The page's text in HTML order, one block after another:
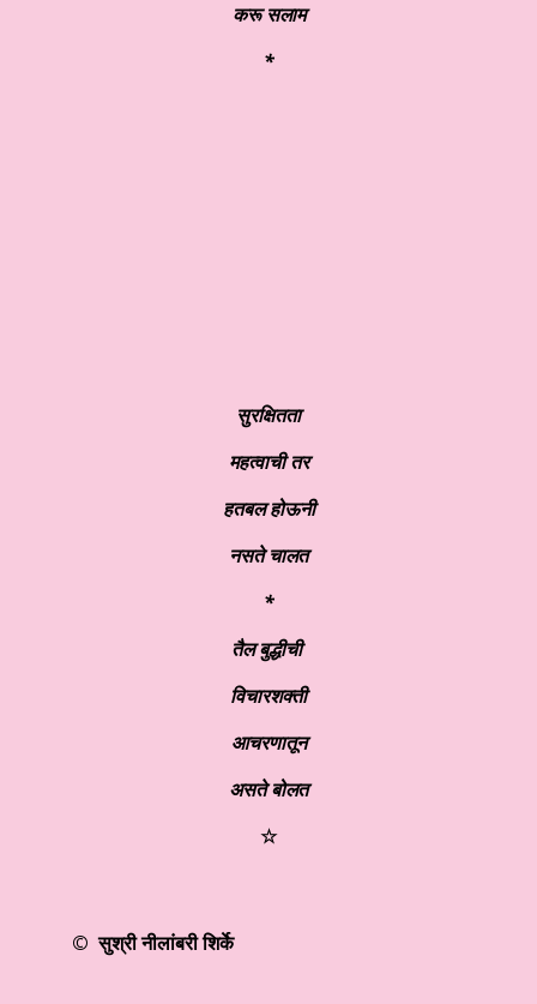
करू सलाम
*
सुरक्षितता
महत्वाची तर
हतबल होऊनी
नसते चालत
*
तैल बुद्धीची
विचारशक्ती
आचरणातून
असते बोलत
☆
© सुश्री नीलांबरी शिर्के